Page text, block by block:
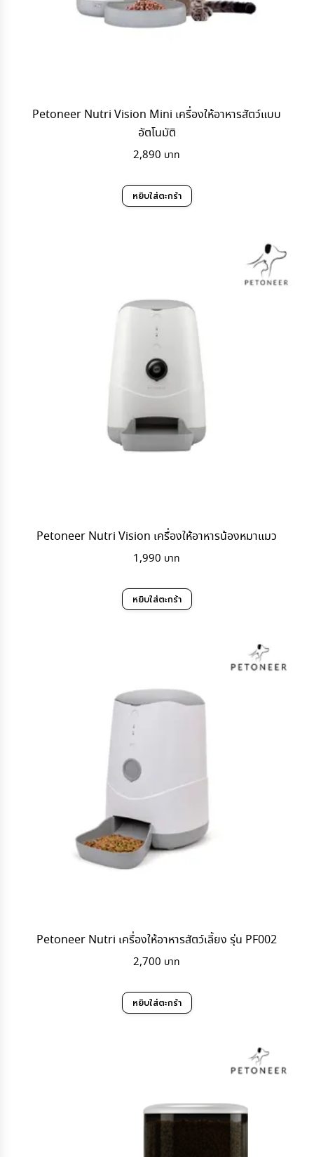
Petoneer Nutri Vision Mini เครื่องให้อาหารสัตว์แบบ
อัตโนมัติ
2,890
หยิบใส่ตะกร้า
Petoneer Nutri Vision เครื่องให้อาหารน้องหมาแมว
1,990
หยิบใส่ตะกร้า
Petoneer Nutri เครื่องให้อาหารสัตว์เลี้ยง รุ่น PF002
2,700
หยิบใส่ตะกร้า